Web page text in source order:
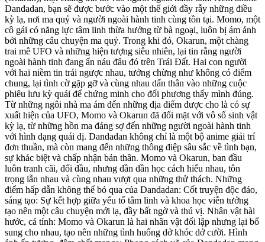
Dandadan, bạn sẽ được bước vào một thế giới đầy rẫy những điều
kỳ lạ, nơi ma quỷ và người ngoài hành tinh cùng tồn tại. Momo, một
cô gái có năng lực tâm linh thừa hưởng từ bà ngoại, luôn bị ám ảnh
bởi những câu chuyện ma quỷ. Trong khi đó, Okarun, một chàng
trai mê UFO và những hiện tượng siêu nhiên, lại tin rằng người
ngoài hành tinh đang ẩn náu đâu đó trên Trái Đất. Hai con người
với hai niềm tin trái ngược nhau, tưởng chừng như không có điểm
chung, lại tình cờ gặp gỡ và cùng nhau dấn thân vào những cuộc
phiêu lưu kỳ quái để chứng minh cho đối phương thấy mình đúng.
Từ những ngôi nhà ma ám đến những địa điểm được cho là có sự
xuất hiện của UFO, Momo và Okarun đã đối mặt với vô số sinh vật
kỳ lạ, từ những hồn ma đáng sợ đến những người ngoài hành tinh
với hình dạng quái dị. Dandadan không chỉ là một bộ anime giải trí
đơn thuần, mà còn mang đến những thông điệp sâu sắc về tình bạn,
sự khác biệt và chấp nhận bản thân. Momo và Okarun, ban đầu
luôn tranh cãi, đối đầu, nhưng dần dần học cách hiểu nhau, tôn
trọng lẫn nhau và cùng nhau vượt qua những thử thách. Những
điểm hấp dẫn không thể bỏ qua của Dandadan: Cốt truyện độc đáo,
sáng tạo: Sự kết hợp giữa yếu tố tâm linh và khoa học viễn tưởng
tạo nên một câu chuyện mới lạ, đầy bất ngờ và thú vị. Nhân vật hài
hước, cá tính: Momo và Okarun là hai nhân vật đối lập nhưng lại bổ
sung cho nhau, tạo nên những tình huống dở khóc dở cười. Hình